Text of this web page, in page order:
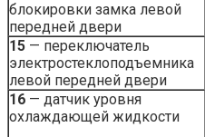
блокировки замка левой
передней двери
15 — переключатель
электростеклоподъемника
левой передней двери
16 — датчик уровня
охлаждающей жидкости